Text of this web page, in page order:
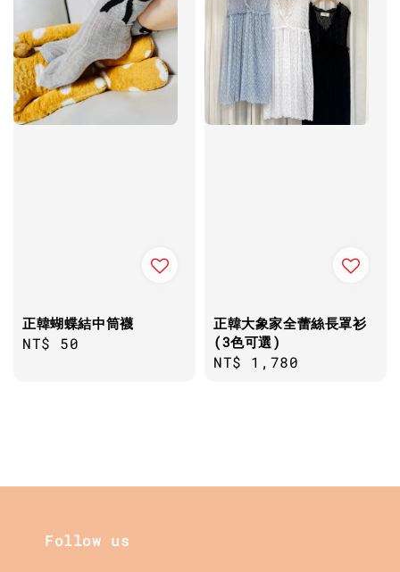
正韓蝴蝶結中筒襪
Regular
NT$ 50
正韓大象家全蕾絲長罩衫
(3色可選)
Regular
NT$ 1,780
Follow us